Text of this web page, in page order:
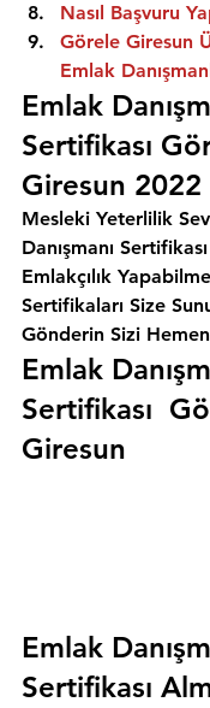
Nasıl Başvuru
Görele Giresun
Emlak
Emlak
Sertifikası
Giresun 2022
Mesleki Yeterlilik
Danışmanı
Emlakçılık
Sertifikaları Size
Gönderin Sizi
Emlak
Sertifikası
Giresun
Emlak
Sertifikası